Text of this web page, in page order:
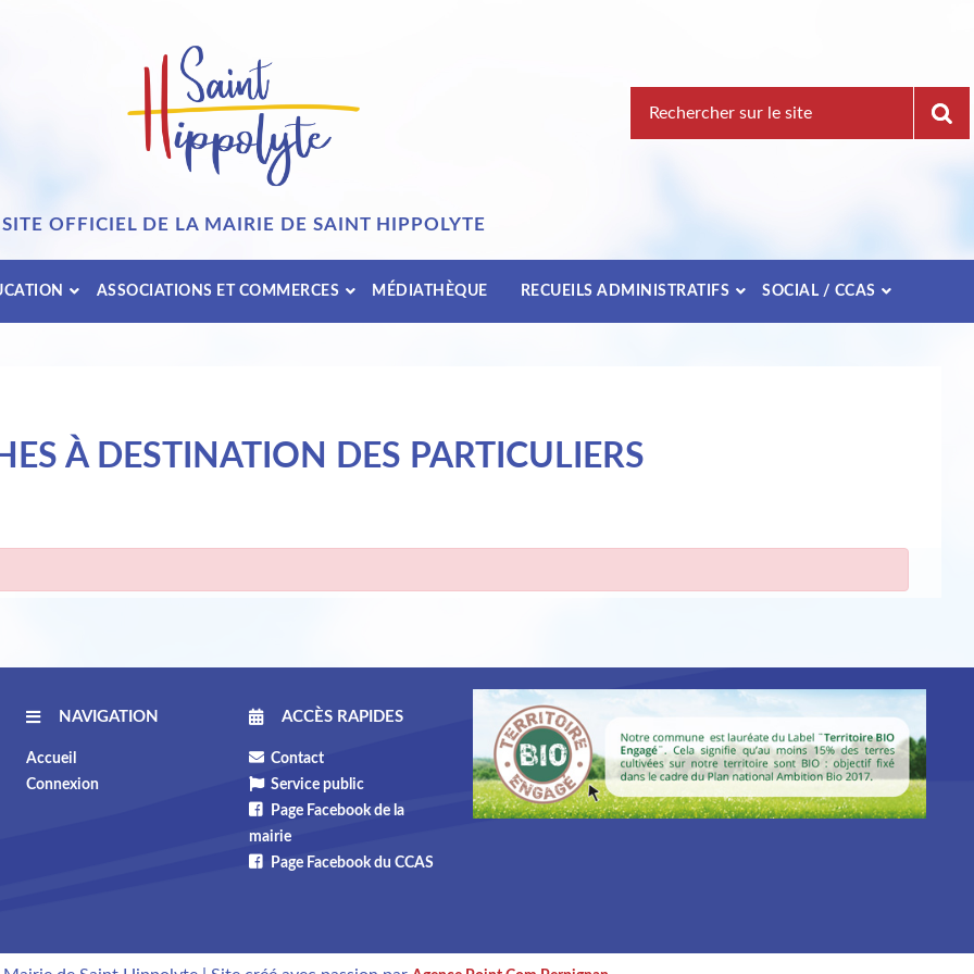
pour
SITE OFFICIEL DE LA MAIRIE DE SAINT HIPPOLYTE
ASSOCIATIONS ET COMMERCES MÉDIATHÈQUE RECUEILS ADMINISTRATIFS SOCIAL / CCAS
À DESTINATION DES PARTICULIERS
NAVIGATION
Accueil
Connexion
ACCÈS RAPIDES
Contact
Service public
Page Facebook de la
mairie
Page Facebook du CCAS